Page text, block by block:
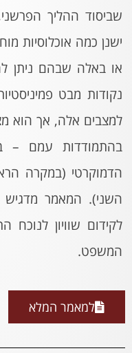
שביסוד ההליך
ישנן כמה אוכלוסיות
או באלה שבהם ניתן
נקודות מבט
למצבים אלה, אך הוא
בהתמודדות עמם –
הדמוקרטי (במקרה
השני). המאמר
לקידום שוויון
המשפט.
למאמר המלא